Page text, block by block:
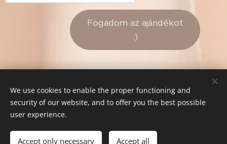
Fogadom az ajándékot
:)
© 2021 FitFace - All rights reserved
Languages
Magyar
English
We use cookies to enable the proper functioning and
security of our website, and to offer you the best possible
user experience.
Accept only necessary Accept all